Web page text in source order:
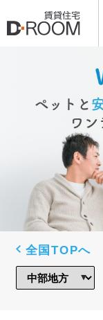
全国TOPへ